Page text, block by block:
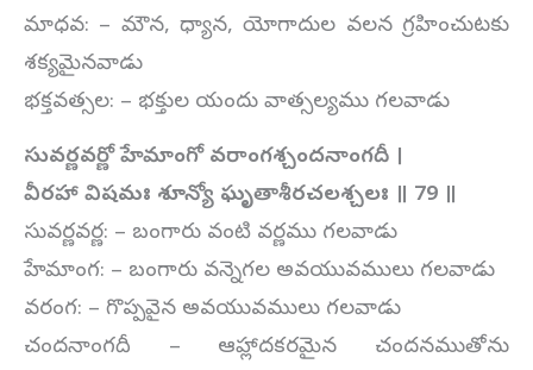
మాధవ: – మౌన, ధ్యాన, యోగాదుల వలన గ్రహించుటకు
శక్యమైనవాడు
భక్తవత్సల: – భక్తుల యందు వాత్సల్యము గలవాడు
సువర్ణవర్ణో హేమాంగో వరాంగశ్చందనాంగదీ ।
వీరహా విషమః శూన్యో ఘృతాశీరచలశ్చలః ॥ 79 ॥
సువర్ణవర్ణ: – బంగారు వంటి వర్ణము గలవాడు
హేమాంగ: – బంగారు వన్నెగల అవయువములు గలవాడు
వరంగ: – గొప్పవైన అవయువములు గలవాడు
చందనాంగదీ – ఆహ్లాదకరమైన చందనముతోను